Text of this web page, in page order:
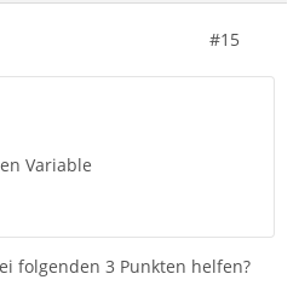
#15
Variable
folgenden 3 Punkten helfen?